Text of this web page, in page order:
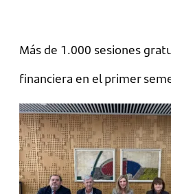
Más de 1.000 sesiones
financiera en el primer